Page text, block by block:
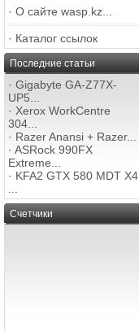
· О сайте wasp.kz...
· Каталог ссылок
Последние статьи
· Gigabyte GA-Z77X-
UP5...
· Xerox WorkCentre
304...
· Razer Anansi + Razer...
· ASRock 990FX
Extreme...
· KFA2 GTX 580 MDT X4
Счетчики